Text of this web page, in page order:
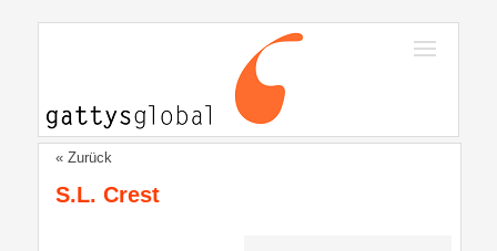
« Zurück
S.L. Crest